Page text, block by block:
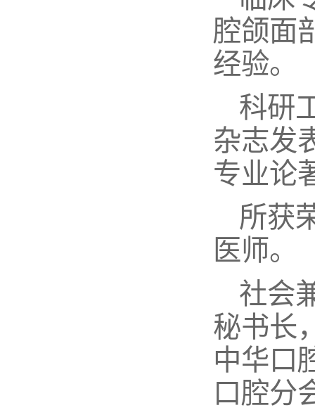
腔颌面
经验。
科研
杂志发
专业论
所获
医师。
社会
秘书长
中华口
口腔分